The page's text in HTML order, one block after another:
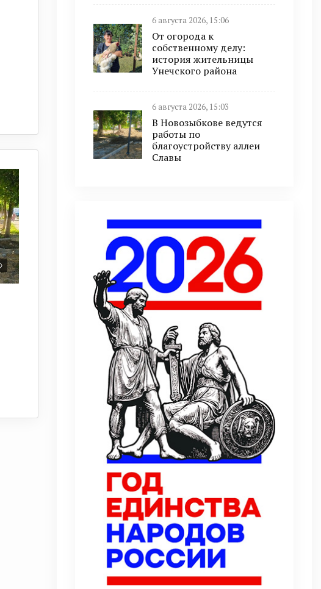
6 августа 2026, 15:06
От огорода к
собственному делу:
история жительницы
Унечского района
6 августа 2026, 15:03
В Новозыбкове ведутся
работы по
благоустройству аллеи
Славы